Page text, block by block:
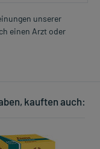
unserer
einen Arzt oder
kauften auch: